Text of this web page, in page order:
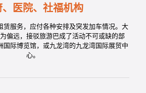
医院、社福机构
赁服务，应付各种安排及突发加车情况。大
偏远，接驳旅游巴成了活动不可或缺的部
国际博览馆，或九龙湾的九龙湾国际展贸中
心。